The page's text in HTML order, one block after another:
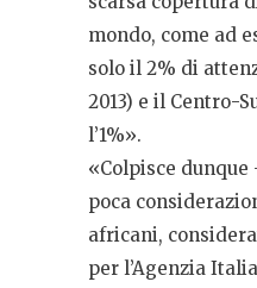
mondo, come ad
solo il 2% di
2013) e il Centro-
l’1%».
«Colpisce
poca
africani,
per l’Agenzia